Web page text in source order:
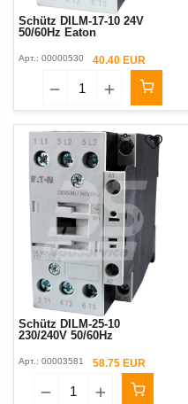
Schütz DILM-17-10 24V
50/60Hz Eaton
Арт.: 00000530 40.40 EUR
Schütz DILM-25-10
230/240V 50/60Hz
Арт.: 00003581 58.75 EUR